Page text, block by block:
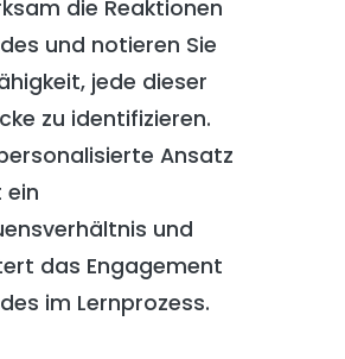
die Reaktionen
und notieren Sie
jede dieser
zu identifizieren.
Ansatz
und
das Engagement
im Lernprozess.